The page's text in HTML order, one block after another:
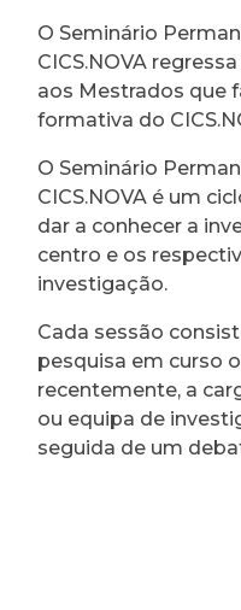
O Seminário
CICS.NOVA
aos Mestrados que
formativa do
O Seminário
CICS.NOVA é um
dar a conhecer a
centro e os
investigação.
Cada sessão
pesquisa em curso
recentemente, a
ou equipa de
seguida de um